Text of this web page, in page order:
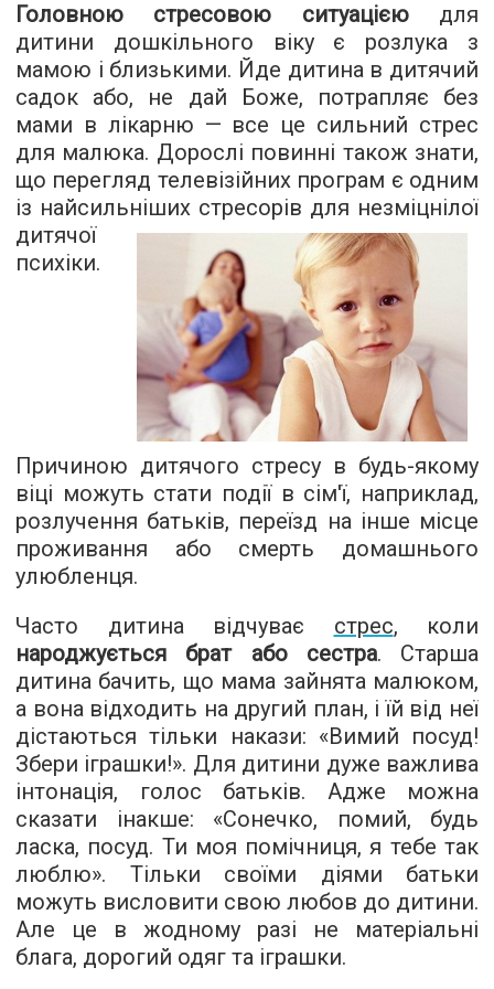
Головною стресовою ситуацієюдля
дитини дошкільного віку є розлука з
мамою і близькими. Йде дитина в дитячий
садок або, не дай Боже, потрапляє без
мами в лікарню — все це сильний стрес
для малюка. Дорослі повинні також знати,
що перегляд телевізійних програм є одним
із найсильніших стресорів для незміцнілої
дитячої
психіки.
Причиною дитячого стресу в будь-якому
віці можуть стати події в сім'ї, наприклад,
розлучення батьків, переїзд на інше місце
проживання або смерть домашнього
улюбленця.
Часто дитина відчуває стрес, коли
народжується брат або сестра. Старша
дитина бачить, що мама зайнята малюком,
а вона відходить на другий план, і їй від неї
дістаються тільки накази: «Вимий посуд!
Збери іграшки!». Для дитини дуже важлива
інтонація, голос батьків. Адже можна
сказати інакше: «Сонечко, помий, будь
ласка, посуд. Ти моя помічниця, я тебе так
люблю». Тільки своїми діями батьки
можуть висловити свою любов до дитини.
Але це в жодному разі не матеріальні
блага, дорогий одяг та іграшки.